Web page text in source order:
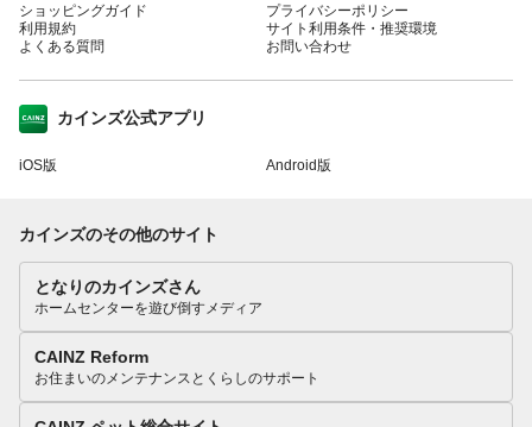
ショッピングガイド
利用規約
よくある質問
プライバシーポリシー
サイト利用条件・推奨環境
お問い合わせ
カインズ公式アプリ
iOS版 Android版
カインズのその他のサイト
となりのカインズさん
ホームセンターを遊び倒すメディア
CAINZ Reform
お住まいのメンテナンスとくらしのサポート